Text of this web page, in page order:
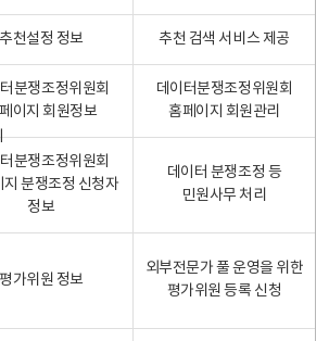
추천설정 정보 추천 검색 서비스 제공
분쟁조정위원회
이지 회원정보
데이터분쟁조정위원회
홈페이지 회원관리
분쟁조정위원회
지 분쟁조정 신청자
정보
데이터 분쟁조정 등
민원사무 처리
평가위원 정보
외부전문가 풀 운영을 위한
평가위원 등록 신청